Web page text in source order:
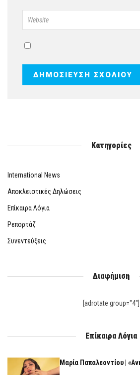
Κατηγορίες
International News
Αποκλειστικές Δηλώσεις
Επίκαιρα Λόγια
Ρεπορτάζ
Συνεντεύξεις
Διαφήμιση
[adrotate group="4"]
Επίκαιρα Λόγια
Μαρία Παπαλεοντίου |